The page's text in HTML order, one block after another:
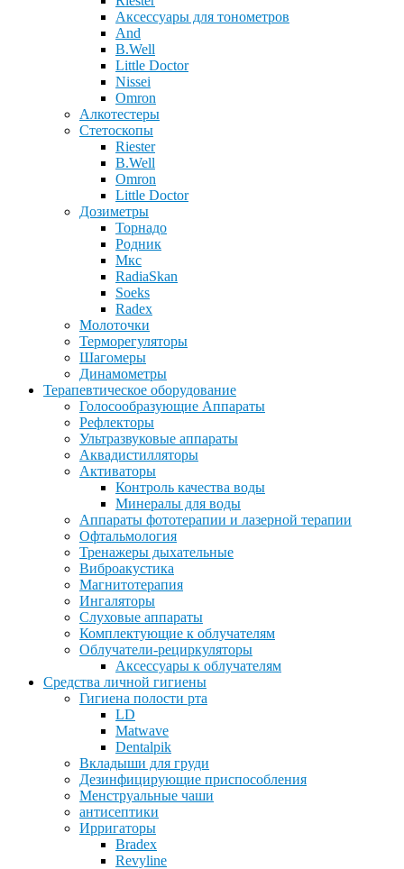
Аксессуары для тонометров
And
B.Well
Little Doctor
Nissei
Omron
Алкотестеры
Стетоскопы
Riester
B.Well
Omron
Little Doctor
Дозиметры
Торнадо
Родник
Мкс
RadiaSkan
Soeks
Radex
Молоточки
Терморегуляторы
Шагомеры
Динамометры
Терапевтическое оборудование
Голосообразующие Аппараты
Рефлекторы
Ультразвуковые аппараты
Аквадистилляторы
Активаторы
Контроль качества воды
Минералы для воды
Аппараты фототерапии и лазерной терапии
Офтальмология
Тренажеры дыхательные
Виброакустика
Магнитотерапия
Ингаляторы
Слуховые аппараты
Комплектующие к облучателям
Облучатели-рециркуляторы
Аксессуары к облучателям
Средства личной гигиены
Гигиена полости рта
LD
Matwave
Dentalpik
Вкладыши для груди
Дезинфицирующие приспособления
Менструальные чаши
антисептики
Ирригаторы
Bradex
Revyline